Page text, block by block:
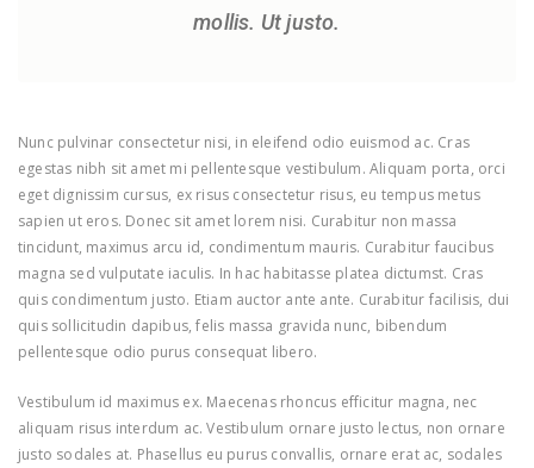
mollis. Ut justo.
Nunc pulvinar consectetur nisi, in eleifend odio euismod ac. Cras
egestas nibh sit amet mi pellentesque vestibulum. Aliquam porta, orci
eget dignissim cursus, ex risus consectetur risus, eu tempus metus
sapien ut eros. Donec sit amet lorem nisi. Curabitur non massa
tincidunt, maximus arcu id, condimentum mauris. Curabitur faucibus
magna sed vulputate iaculis. In hac habitasse platea dictumst. Cras
quis condimentum justo. Etiam auctor ante ante. Curabitur facilisis, dui
quis sollicitudin dapibus, felis massa gravida nunc, bibendum
pellentesque odio purus consequat libero.
Vestibulum id maximus ex. Maecenas rhoncus efficitur magna, nec
aliquam risus interdum ac. Vestibulum ornare justo lectus, non ornare
justo sodales at. Phasellus eu purus convallis, ornare erat ac, sodales